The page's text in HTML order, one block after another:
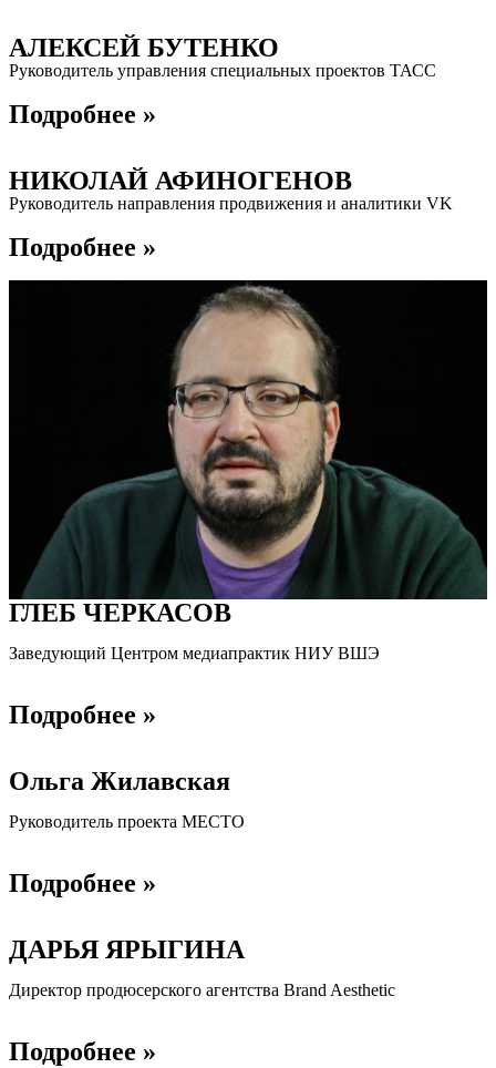
АЛЕКСЕЙ БУТЕНКО
Руководитель управления специальных проектов ТАСС
Подробнее »
НИКОЛАЙ АФИНОГЕНОВ
Руководитель направления продвижения и аналитики VK
Подробнее »
ГЛЕБ ЧЕРКАСОВ
Заведующий Центром медиапрактик НИУ ВШЭ
Подробнее »
Ольга Жилавская
Руководитель проекта МЕСТО
Подробнее »
ДАРЬЯ ЯРЫГИНА
Директор продюсерского агентства Brand Aesthetic
Подробнее »